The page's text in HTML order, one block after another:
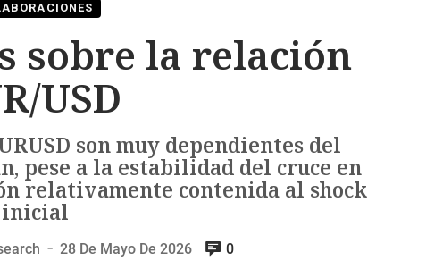
sobre la relación
USD
son muy dependientes del
pese a la estabilidad del cruce en
relativamente contenida al shock
inicial
— 28 De Mayo De 2026 0